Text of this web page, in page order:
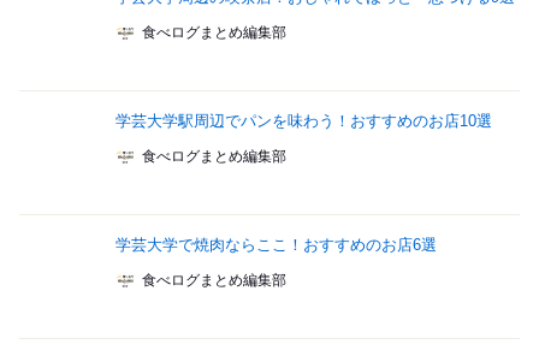
食べログまとめ編集部
学芸大学駅周辺でパンを味わう！おすすめのお店10選
食べログまとめ編集部
学芸大学で焼肉ならここ！おすすめのお店6選
食べログまとめ編集部